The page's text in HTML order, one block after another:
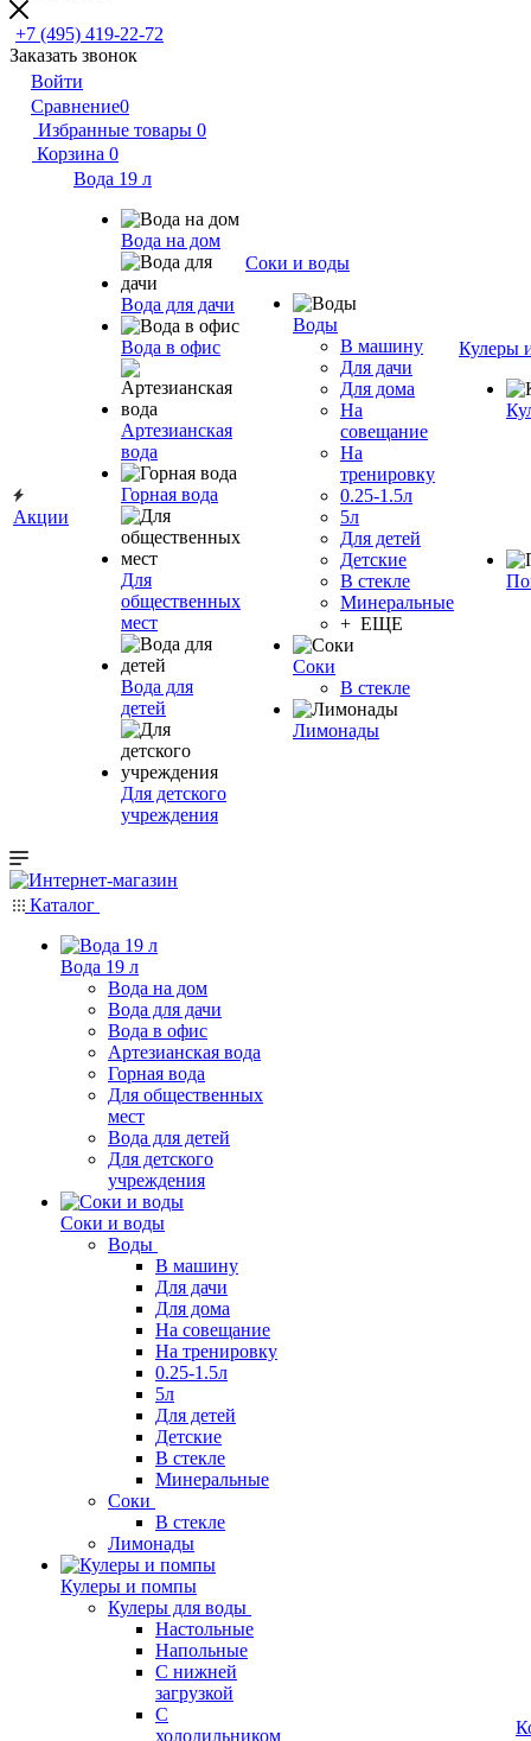
+7 (495) 419-22-72
Заказать звонок
Войти
Сравнение0
Избранные товары 0
Корзина 0
Акции
Вода 19 л
Вода на дом
Вода для дачи
Вода в офис
Артезианская
вода
Горная вода
Для
общественных
мест
Вода для
детей
Для детского
учреждения
Соки и воды
Воды
В машину
Для дачи
Для дома
На
совещание
На
тренировку
0.25-1.5л
5л
Для детей
Детские
В стекле
Минеральные
+ ЕЩЕ
Соки
В стекле
Лимонады
Кулеры
Каталог
Вода 19 л
Вода на дом
Вода для дачи
Вода в офис
Артезианская вода
Горная вода
Для общественных
мест
Вода для детей
Для детского
учреждения
Соки и воды
Воды
В машину
Для дачи
Для дома
На совещание
На тренировку
0.25-1.5л
5л
Для детей
Детские
В стекле
Минеральные
Соки
В стекле
Лимонады
Кулеры и помпы
Кулеры для воды
Настольные
Напольные
С нижней
загрузкой
С
холодильником